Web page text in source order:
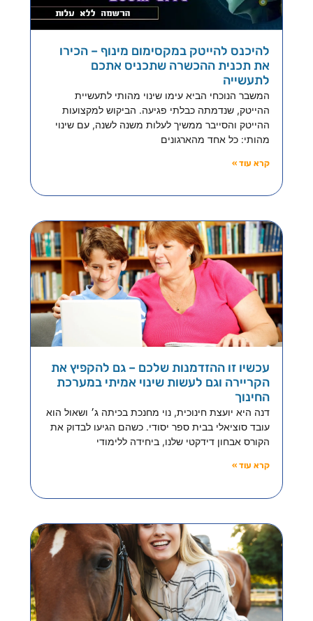
להיכנס להייטק במקסימום מינוף – הכירו
את תכנית ההכשרה שתכניס אתכם
לתעשייה
המשבר הנוכחי הביא עימו שינוי מהותי לתעשיית
ההייטק, שנדמתה כבלתי פגיעה. הביקוש למקצועות
ההייטק והסייבר ממשיך לעלות משנה לשנה, עם שינוי
מהותי: כל אחד מהארגונים
קרא עוד »
עכשיו זו ההזדמנות שלכם – גם להקפיץ את
הקריירה וגם לעשות שינוי אמיתי במערכת
החינוך
דנה היא יועצת חינוכית, נוי מחנכת בכיתה ג׳ ושאול הוא
עובד סוציאלי בבית ספר יסודי. כשהם הגיעו לבדוק את
הקורס אבחון דידקטי שלנו, ביחידה ללימודי
קרא עוד »